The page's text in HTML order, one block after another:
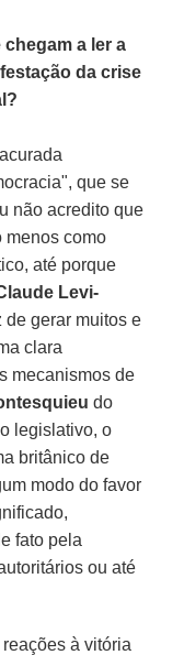
a ler a
da crise
que se
não acredito que
menos como
até porque
Levi-
de gerar muitos e
clara
mecanismos de
do
legislativo, o
britânico de
modo do favor
fato pela
ou até
à vitória